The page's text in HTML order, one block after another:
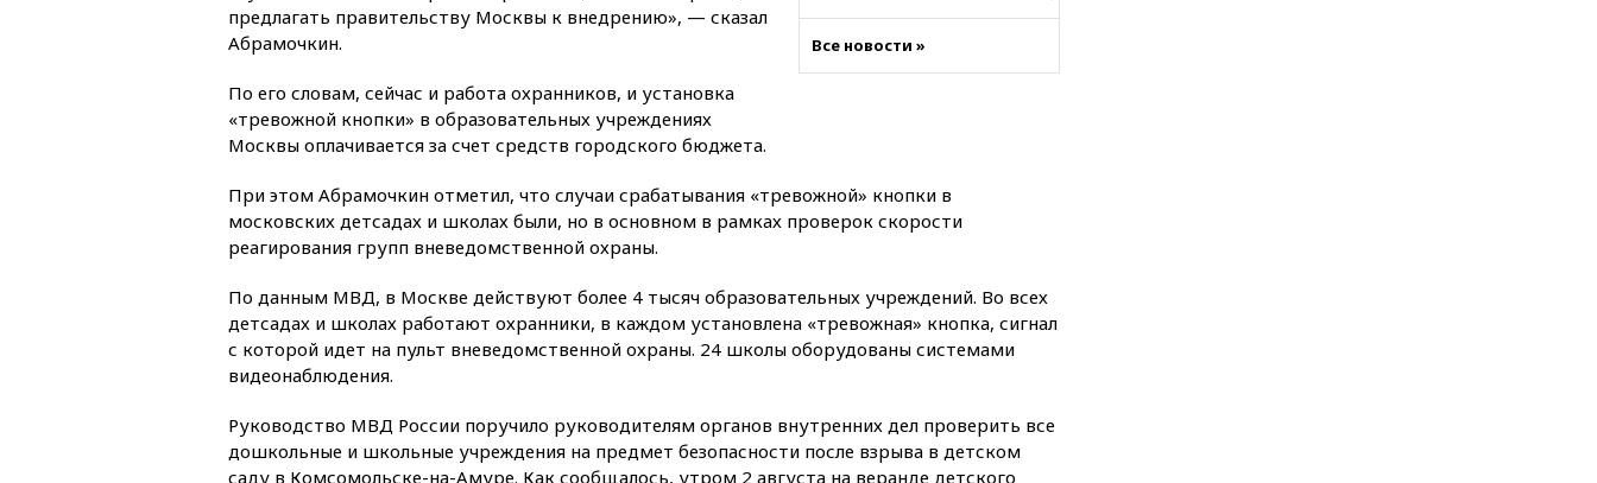
08:50 Состояние здоровья
обнаружили затонувшее
судно древнеримских времен
свыше $1 млрд
02:22
высоких темпах строительства
01:20 Россиянин в среднем
съедает несколько арбузов за
сезон
Все новости »
предлагать правительству Москвы к внедрению», — сказал
Абрамочкин.
По его словам, сейчас и работа охранников, и установка
«тревожной кнопки» в образовательных учреждениях
Москвы оплачивается за счет средств городского бюджета.
При этом Абрамочкин отметил, что случаи срабатывания «тревожной» кнопки в
московских детсадах и школах были, но в основном в рамках проверок скорости
реагирования групп вневедомственной охраны.
По данным МВД, в Москве действуют более 4 тысяч образовательных учреждений. Во всех
детсадах и школах работают охранники, в каждом установлена «тревожная» кнопка, сигнал
с которой идет на пульт вневедомственной охраны. 24 школы оборудованы системами
видеонаблюдения.
Руководство МВД России поручило руководителям органов внутренних дел проверить все
дошкольные и школьные учреждения на предмет безопасности после взрыва в детском
саду в Комсомольске-на-Амуре. Как сообщалось, утром 2 августа на веранде детского